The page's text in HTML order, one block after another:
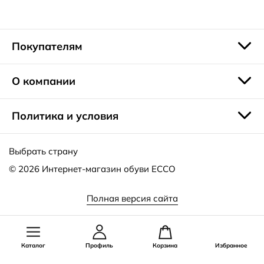
банковской картой или наличными. Вы можете
воспользоваться услугами курьеров, а также получить
свою покупку в ближайшем магазине или через сеть
постаматов. Не забудьте поучаствовать в наших
Каталог Профиль Корзина Избранное
Покупателям
О компании
Политика и условия
Выбрать страну
© 2026 Интернет-магазин обуви ECCO
Полная версия сайта